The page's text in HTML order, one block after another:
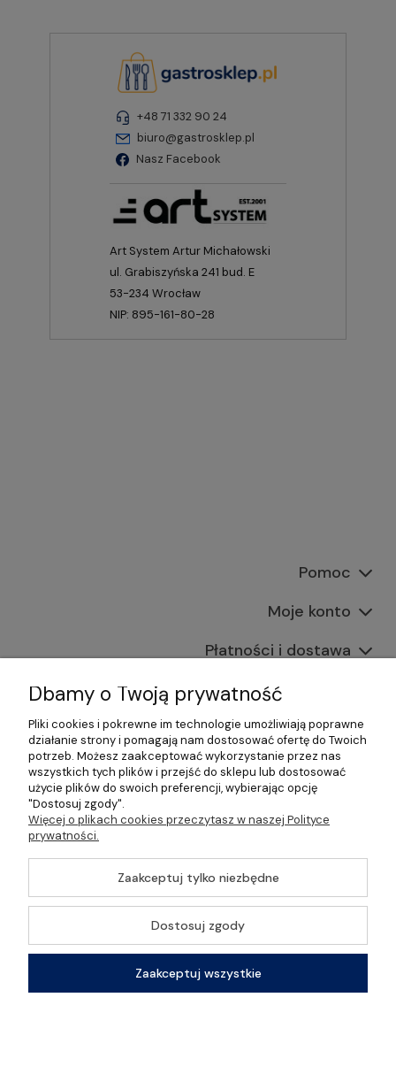
+48 71 332 90 24
biuro@gastrosklep.pl
Nasz Facebook
Art System Artur Michałowski
ul. Grabiszyńska 241 bud. E
53-234 Wrocław
NIP: 895-161-80-28
Pomoc
Moje konto
Płatności i dostawa
Informacje
O nas
©2026 Wszelkie Prawa Zastrzeżone | Gastrosklep |
Wyposażenie gastronomii, restauracji oraz barów
Szablon Master byEcommercy
Pokaż pełną wersję strony
Sklep internetowy Shoper Premium
Dbamy o Twoją prywatność
Pliki cookies i pokrewne im technologie umożliwiają poprawne
działanie strony i pomagają nam dostosować ofertę do Twoich
potrzeb. Możesz zaakceptować wykorzystanie przez nas
wszystkich tych plików i przejść do sklepu lub dostosować
użycie plików do swoich preferencji, wybierając opcję
"Dostosuj zgody".
Więcej o plikach cookies przeczytasz w naszej Polityce
prywatności.
Zaakceptuj tylko niezbędne
Dostosuj zgody
Zaakceptuj wszystkie